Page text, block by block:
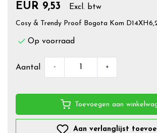
EUR 9,53 Excl. btw
Cosy & Trendy Proof Bogota Kom
Op voorraad
Aantal - +
Toevoegen aan
Aan verlanglijst